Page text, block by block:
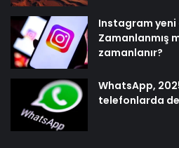
Instagram yeni
Zamanlanmış
zamanlanır?
WhatsApp,
telefonlarda